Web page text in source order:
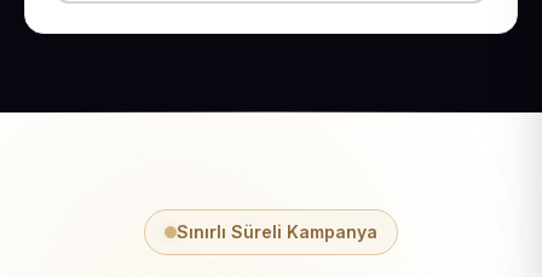
Sınırlı Süreli Kampanya